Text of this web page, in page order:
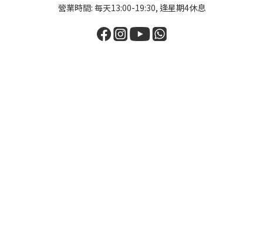
營業時間: 每天13:00-19:30, 逢星期4休息